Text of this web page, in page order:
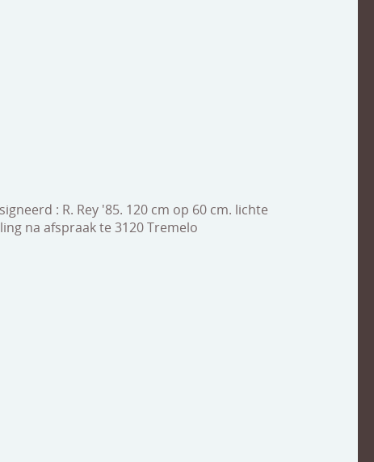
: R. Rey '85. 120 cm op 60 cm. lichte
na afspraak te 3120 Tremelo